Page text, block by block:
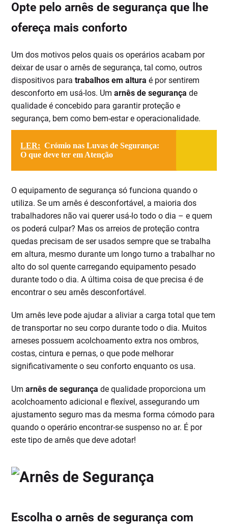
Opte pelo arnês de segurança que lhe
ofereça mais conforto
Um dos motivos pelos quais os operários acabam por
deixar de usar o arnês de segurança, tal como, outros
dispositivos paratrabalhos em altura é por sentirem
desconforto em usá-los. Umarnês de segurança de
qualidade é concebido para garantir proteção e
segurança, bem como bem-estar e operacionalidade.
LER: Crómio nas Luvas de Segurança:
O que deve ter em Atenção
O equipamento de segurança só funciona quando o
utiliza. Se um arnês é desconfortável, a maioria dos
trabalhadores não vai querer usá-lo todo o dia – e quem
os poderá culpar? Mas os arreios de proteção contra
quedas precisam de ser usados sempre que se trabalha
em altura, mesmo durante um longo turno a trabalhar no
alto do sol quente carregando equipamento pesado
durante todo o dia. A última coisa de que precisa é de
encontrar o seu arnês desconfortável.
Um arnês leve pode ajudar a aliviar a carga total que tem
de transportar no seu corpo durante todo o dia. Muitos
arneses possuem acolchoamento extra nos ombros,
costas, cintura e pernas, o que pode melhorar
significativamente o seu conforto enquanto os usa.
Umarnês de segurança de qualidade proporciona um
acolchoamento adicional e flexível, assegurando um
ajustamento seguro mas da mesma forma cómodo para
quando o operário encontrar-se suspenso no ar. É por
este tipo de arnês que deve adotar!
Escolha o arnês de segurança com